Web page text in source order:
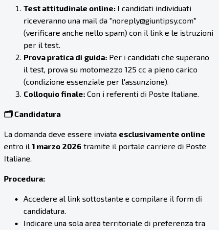
Test attitudinale online: I candidati individuati
riceveranno una mail da "noreply@giuntipsy.com"
(verificare anche nello spam) con il link e le istruzioni
per il test.
Prova pratica di guida: Per i candidati che superano
il test, prova su motomezzo 125 cc a pieno carico
(condizione essenziale per l'assunzione).
Colloquio finale: Con i referenti di Poste Italiane.
🗂️ Candidatura
La domanda deve essere inviata esclusivamente online
entro il 1 marzo 2026 tramite il portale carriere di Poste
Italiane.
Procedura:
Accedere al link sottostante e compilare il form di
candidatura.
Indicare una sola area territoriale di preferenza tra